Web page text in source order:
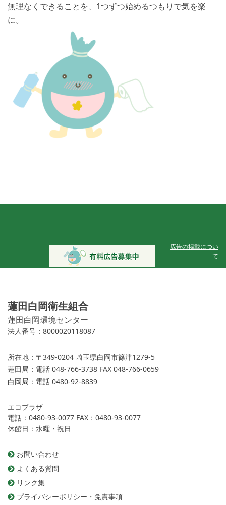
無理なくできることを、1つずつ始めるつもりで気を楽
に。
広告の掲載につい
て
蓮田白岡衛生組合
蓮田白岡環境センター
法人番号：8000020118087
所在地： 〒349-0204 埼玉県白岡市篠津1279-5
蓮田局： 電話 048-766-3738 FAX 048-766-0659
白岡局： 電話 0480-92-8839
エコプラザ
電話：0480-93-0077 FAX：0480-93-0077
休館日：水曜・祝日
お問い合わせ
よくある質問
リンク集
プライバシーポリシー・免責事項